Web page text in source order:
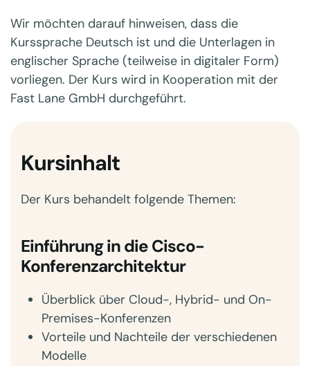
Wir möchten darauf hinweisen, dass die
Kurssprache Deutsch ist und die Unterlagen in
englischer Sprache (teilweise in digitaler Form)
vorliegen. Der Kurs wird in Kooperation mit der
Fast Lane GmbH durchgeführt.
Kursinhalt
Der Kurs behandelt folgende Themen:
Einführung in die Cisco-
Konferenzarchitektur
Überblick über Cloud-, Hybrid- und On-
Premises-Konferenzen
Vorteile und Nachteile der verschiedenen
Modelle